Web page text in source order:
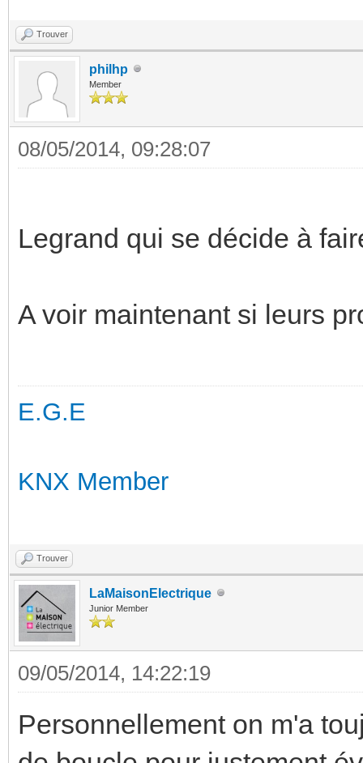
Trouver
philhp
Member
08/05/2014, 09:28:07
Legrand qui se décide à
A voir maintenant si leurs
E.G.E
KNX Member
Trouver
LaMaisonElectrique
Junior Member
09/05/2014, 14:22:19
Personnellement on m'a